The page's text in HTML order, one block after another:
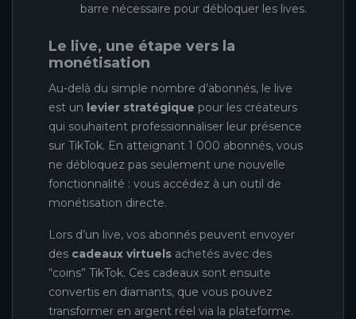
barre nécessaire pour débloquer les lives.
Le live, une étape vers la
monétisation
Au-delà du simple nombre d’abonnés, le live
est un levier stratégique pour les créateurs
qui souhaitent professionnaliser leur présence
sur TikTok. En atteignant 1 000 abonnés, vous
ne débloquez pas seulement une nouvelle
fonctionnalité : vous accédez à un outil de
monétisation directe.
Lors d’un live, vos abonnés peuvent envoyer
des cadeaux virtuels achetés avec des
“coins” TikTok. Ces cadeaux sont ensuite
convertis en diamants, que vous pouvez
transformer en argent réel via la plateforme.